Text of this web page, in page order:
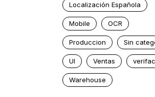
Localización Española
Mobile OCR
Produccion Sin
UI Ventas
Warehouse